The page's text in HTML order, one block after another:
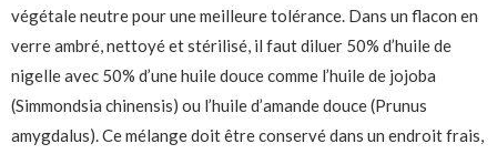
végétale neutre pour une meilleure tolérance. Dans un flacon en
verre ambré, nettoyé et stérilisé, il faut diluer 50% d’huile de
nigelle avec 50% d’une huile douce comme l’huile de jojoba
(Simmondsia chinensis) ou l’huile d’amande douce (Prunus
amygdalus). Ce mélange doit être conservé dans un endroit frais,